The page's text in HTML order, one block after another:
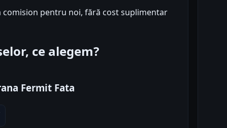
pentru noi, fără cost suplimentar
ce alegem?
Fermit Fata